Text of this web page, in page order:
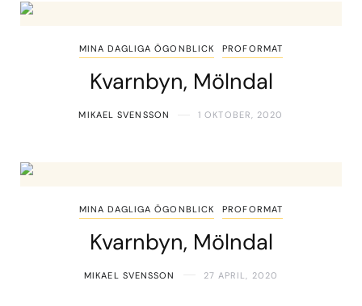
MINA DAGLIGA ÖGONBLICK PROFORMAT
Kvarnbyn, Mölndal
MIKAEL SVENSSON 1 OKTOBER, 2020
MINA DAGLIGA ÖGONBLICK PROFORMAT
Kvarnbyn, Mölndal
MIKAEL SVENSSON 27 APRIL, 2020